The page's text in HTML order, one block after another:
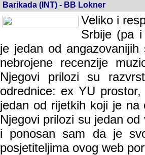
Barikada (INT) - BB Lokner
Veliko i
Srbije (pa i
jedan od angazovanijih
nebrojene recenzije
Njegovi prilozi su
odrednice: ex YU
jedan od rijetkih koji je
Njegovi prilozi su jedan
i ponosan sam da je
posjetiteljima ovog web